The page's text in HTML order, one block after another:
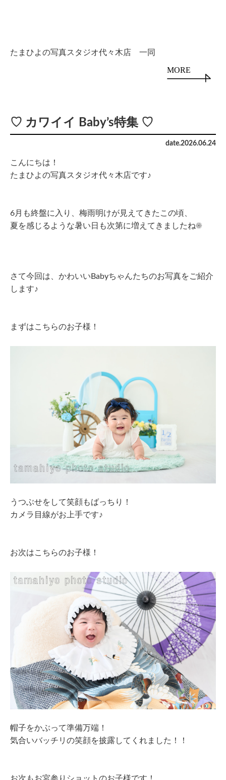
たまひよの写真スタジオ代々木店 一同
MORE
♡ カワイイ Baby’s特集 ♡
date.2026.06.24
こんにちは！
たまひよの写真スタジオ代々木店です♪
6月も終盤に入り、梅雨明けが見えてきたこの頃、
夏を感じるような暑い日も次第に増えてきましたね☀︎
さて今回は、かわいいBabyちゃんたちのお写真をご紹介
します♪
まずはこちらのお子様！
うつぶせをして笑顔もばっちり！
カメラ目線がお上手です♪
お次はこちらのお子様！
帽子をかぶって準備万端！
気合いバッチリの笑顔を披露してくれました！！